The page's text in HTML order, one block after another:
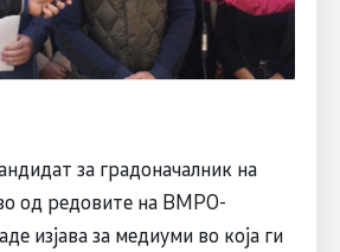
за градоначалник на
од редовите на ВМРО-
изјава за медиуми во која ги